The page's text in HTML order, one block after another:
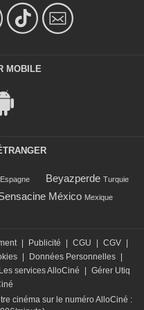
MOBILE
Espagne Beyazperde Turquie
México Mexique
Publicité CGU CGV
Données Personnelles
Les services AlloCiné
Gérer Utiq
cinéma sur le numéro AlloCiné :